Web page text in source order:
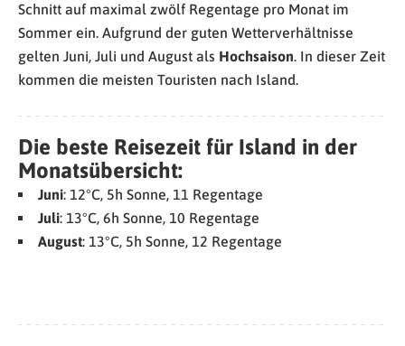
Schnitt auf maximal zwölf Regentage pro Monat im
Sommer ein. Aufgrund der guten Wetterverhältnisse
gelten Juni, Juli und August als Hochsaison. In dieser Zeit
kommen die meisten Touristen nach Island.
Die beste Reisezeit für Island in der
Monatsübersicht:
Juni: 12°C, 5h Sonne, 11 Regentage
Juli: 13°C, 6h Sonne, 10 Regentage
August: 13°C, 5h Sonne, 12 Regentage